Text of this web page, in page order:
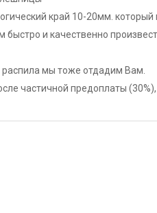
край 10-20мм. который
и качественно
распила мы тоже отдадим Вам.
частичной предоплаты